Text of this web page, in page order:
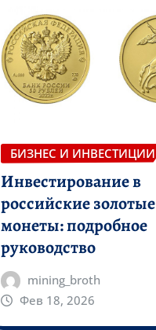
БИЗНЕС И ИНВЕСТИЦИИ
Инвестирование в
российские золотые
монеты: подробное
руководство
mining_broth
Фев 18, 2026